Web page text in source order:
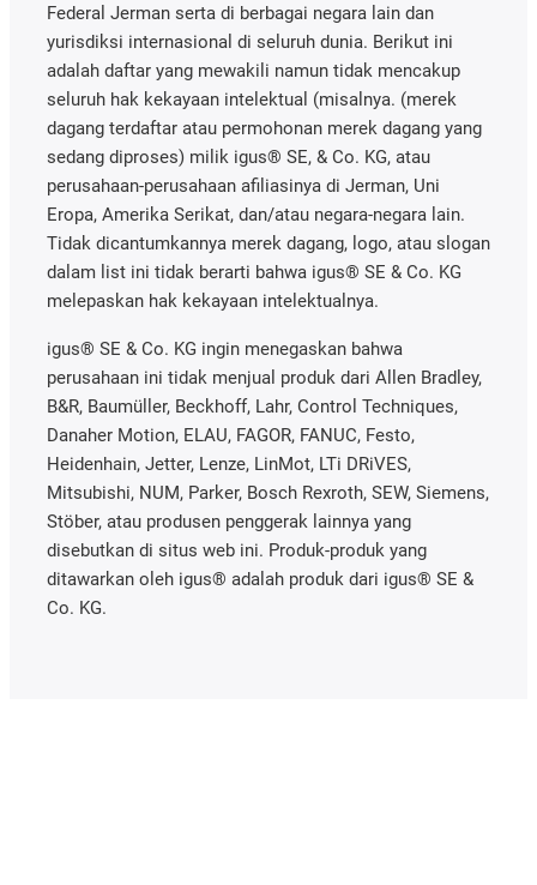
Federal Jerman serta di berbagai negara lain dan
yurisdiksi internasional di seluruh dunia. Berikut ini
adalah daftar yang mewakili namun tidak mencakup
seluruh hak kekayaan intelektual (misalnya. (merek
dagang terdaftar atau permohonan merek dagang yang
sedang diproses) milik igus® SE, & Co. KG, atau
perusahaan-perusahaan afiliasinya di Jerman, Uni
Eropa, Amerika Serikat, dan/atau negara-negara lain.
Tidak dicantumkannya merek dagang, logo, atau slogan
dalam list ini tidak berarti bahwa igus® SE & Co. KG
melepaskan hak kekayaan intelektualnya.
igus® SE & Co. KG ingin menegaskan bahwa
perusahaan ini tidak menjual produk dari Allen Bradley,
B&R, Baumüller, Beckhoff, Lahr, Control Techniques,
Danaher Motion, ELAU, FAGOR, FANUC, Festo,
Heidenhain, Jetter, Lenze, LinMot, LTi DRiVES,
Mitsubishi, NUM, Parker, Bosch Rexroth, SEW, Siemens,
Stöber, atau produsen penggerak lainnya yang
disebutkan di situs web ini. Produk-produk yang
ditawarkan oleh igus® adalah produk dari igus® SE &
Co. KG.